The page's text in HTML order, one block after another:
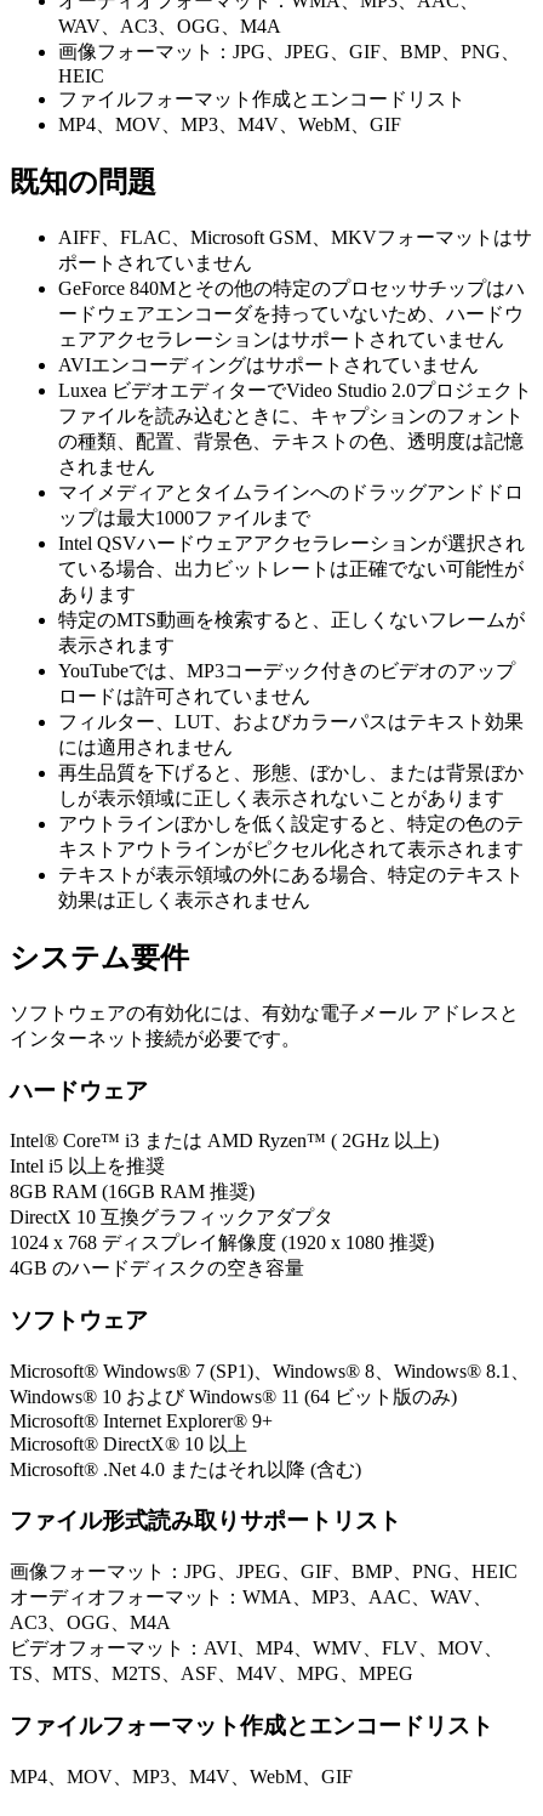
WAV、AC3、OGG、M4A
画像フォーマット：JPG、JPEG、GIF、BMP、PNG、
HEIC
ファイルフォーマット作成とエンコードリスト
MP4、MOV、MP3、M4V、WebM、GIF
既知の問題
AIFF、FLAC、Microsoft GSM、MKVフォーマットはサ
ポートされていません
GeForce 840Mとその他の特定のプロセッサチップはハ
ードウェアエンコーダを持っていないため、ハードウ
ェアアクセラレーションはサポートされていません
AVIエンコーディングはサポートされていません
Luxea ビデオエディターでVideo Studio 2.0プロジェクト
ファイルを読み込むときに、キャプションのフォント
の種類、配置、背景色、テキストの色、透明度は記憶
されません
マイメディアとタイムラインへのドラッグアンドドロ
ップは最大1000ファイルまで
Intel QSVハードウェアアクセラレーションが選択され
ている場合、出力ビットレートは正確でない可能性が
あります
特定のMTS動画を検索すると、正しくないフレームが
表示されます
YouTubeでは、MP3コーデック付きのビデオのアップ
ロードは許可されていません
フィルター、LUT、およびカラーパスはテキスト効果
には適用されません
再生品質を下げると、形態、ぼかし、または背景ぼか
しが表示領域に正しく表示されないことがあります
アウトラインぼかしを低く設定すると、特定の色のテ
キストアウトラインがピクセル化されて表示されます
テキストが表示領域の外にある場合、特定のテキスト
効果は正しく表示されません
システム要件
ソフトウェアの有効化には、有効な電子メール アドレスと
インターネット接続が必要です。
ハードウェア
Intel® Core™ i3 または AMD Ryzen™ ( 2GHz 以上)
Intel i5 以上を推奨
8GB RAM (16GB RAM 推奨)
DirectX 10 互換グラフィックアダプタ
1024 x 768 ディスプレイ解像度 (1920 x 1080 推奨)
4GB のハードディスクの空き容量
ソフトウェア
Microsoft® Windows® 7 (SP1)、Windows® 8、Windows® 8.1、
Windows® 10 および Windows® 11 (64 ビット版のみ)
Microsoft® Internet Explorer® 9+
Microsoft® DirectX® 10 以上
Microsoft® .Net 4.0 またはそれ以降 (含む)
ファイル形式読み取りサポートリスト
画像フォーマット：JPG、JPEG、GIF、BMP、PNG、HEIC
オーディオフォーマット：WMA、MP3、AAC、WAV、
AC3、OGG、M4A
ビデオフォーマット：AVI、MP4、WMV、FLV、MOV、
TS、MTS、M2TS、ASF、M4V、MPG、MPEG
ファイルフォーマット作成とエンコードリスト
MP4、MOV、MP3、M4V、WebM、GIF